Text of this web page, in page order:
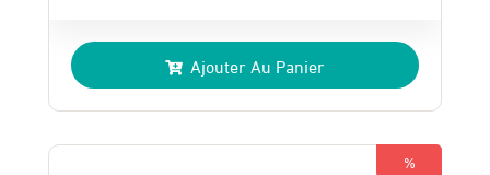
prix
initial
était :
160 Dhs.
prix
actuel
est :
140 Dhs.
Ajouter Au Panier
%